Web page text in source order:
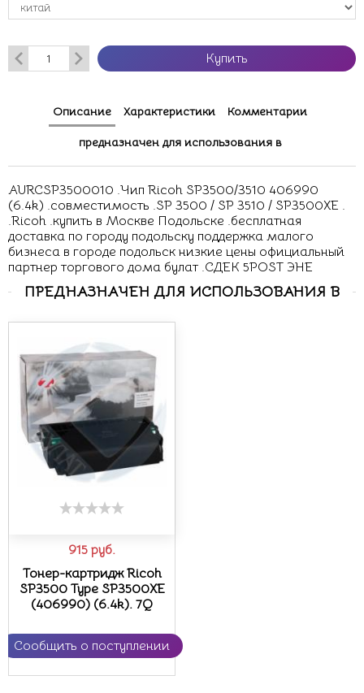
Купить
Описание Характеристики Комментарии
предназначен для использования в
AURCSP3500010 .Чип Ricoh SP3500/3510 406990
(6.4k) .совместимость .SP 3500 / SP 3510 / SP3500XE .
.Ricoh .купить в Москве Подольске .бесплатная
доставка по городу подольску поддержка малого
бизнеса в городе подольск низкие цены официальный
партнер торгового дома булат .СДЕК 5POST ЭНЕ
ПРЕДНАЗНАЧЕН ДЛЯ ИСПОЛЬЗОВАНИЯ В
915 руб.
Тонер-картридж Ricoh
SP3500 Type SP3500XE
(406990) (6.4k). 7Q
Сообщить о поступлении